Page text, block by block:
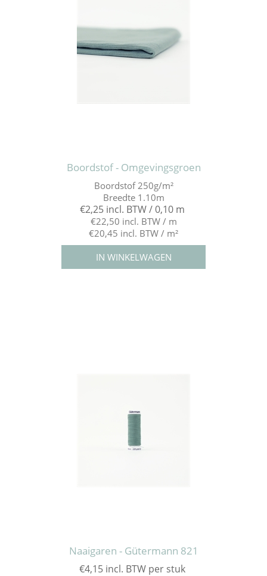
Boordstof - Omgevingsgroen
Boordstof 250g/m²
Breedte 1.10m
€2,25 incl. BTW / 0,10 m
€22,50 incl. BTW / m
€20,45 incl. BTW / m²
Naaigaren - Gütermann 821
€4,15 incl. BTW per stuk